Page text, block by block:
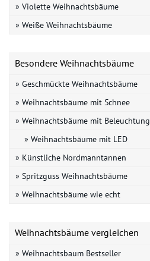
» Violette Weihnachtsbäume
» Weiße Weihnachtsbäume
Besondere Weihnachtsbäume
» Geschmückte Weihnachtsbäume
» Weihnachtsbäume mit Schnee
» Weihnachtsbäume mit Beleuchtung
» Weihnachtsbäume mit LED
» Künstliche Nordmanntannen
» Spritzguss Weihnachtsbäume
» Weihnachtsbäume wie echt
Weihnachtsbäume vergleichen
» Weihnachtsbaum Bestseller